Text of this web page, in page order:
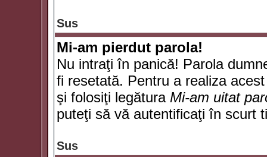
Sus
Mi-am pierdut parola!
Nu intraţi în panică! Parola
fi resetată. Pentru a realiza
şi folosiţi legătura Mi-am uitat
puteţi să vă autentificaţi în scurt
Sus